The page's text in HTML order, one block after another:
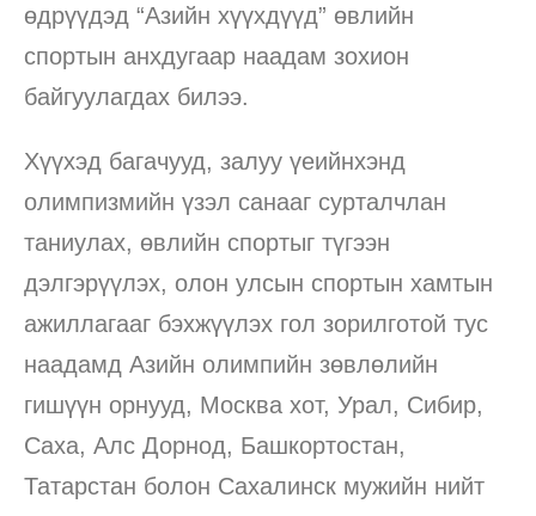
өдрүүдэд “Азийн хүүхдүүд” өвлийн
спортын анхдугаар наадам зохион
байгуулагдах билээ.
Хүүхэд багачууд, залуу үеийнхэнд
олимпизмийн үзэл санааг сурталчлан
таниулах, өвлийн спортыг түгээн
дэлгэрүүлэх, олон улсын спортын хамтын
ажиллагааг бэхжүүлэх гол зорилготой тус
наадамд Азийн олимпийн зөвлөлийн
гишүүн орнууд, Москва хот, Урал, Сибир,
Саха, Алс Дорнод, Башкортостан,
Татарстан болон Сахалинск мужийн нийт